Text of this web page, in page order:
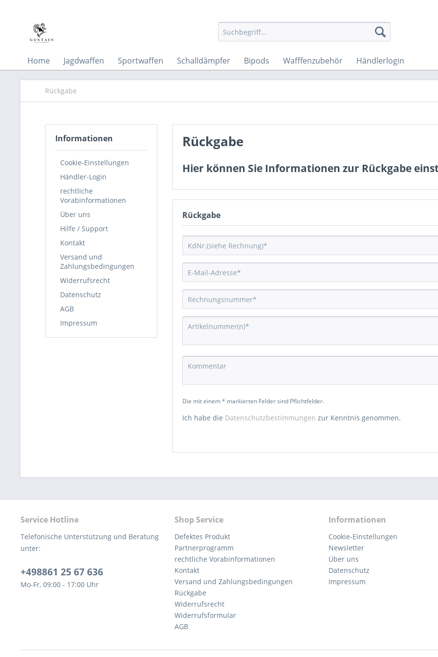
Home Jagdwaffen Sportwaffen Schalldämpfer Bipods Wafffenzubehör Händlerlogin
Rückgabe
Informationen
Cookie-Einstellungen
Händler-Login
rechtliche
Vorabinformationen
Über uns
Hilfe / Support
Kontakt
Versand und
Zahlungsbedingungen
Widerrufsrecht
Datenschutz
AGB
Impressum
Rückgabe
Hier können Sie Informationen zur Rückgabe
Rückgabe
Die mit einem * markierten Felder sind Pflichtfelder.
Ich habe die Datenschutzbestimmungen zur Kenntnis genommen.
Service Hotline
Telefonische Unterstützung und Beratung
unter:
+498861 25 67 636
Mo-Fr, 09:00 - 17:00 Uhr
Shop Service
Defektes Produkt
Partnerprogramm
rechtliche Vorabinformationen
Kontakt
Versand und Zahlungsbedingungen
Rückgabe
Widerrufsrecht
Widerrufsformular
AGB
Informationen
Cookie-Einstellungen
Newsletter
Über uns
Datenschutz
Impressum